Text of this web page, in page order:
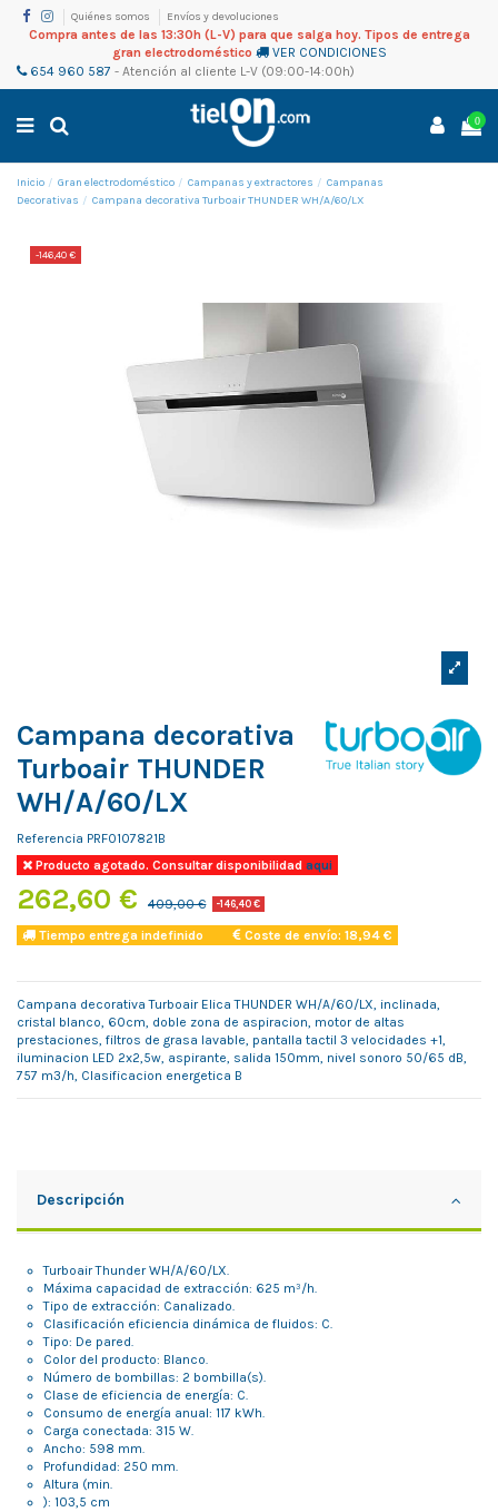
Quiénes somos Envíos y devoluciones
Compra antes de las 13:30h (L-V) para que salga hoy. Tipos de entrega
gran electrodoméstico
VER CONDICIONES
654 960 587 - Atención al cliente L-V (09:00-14:00h)
0
Inicio Gran electrodoméstico Campanas y extractores
Campanas
Decorativas
Campana decorativa Turboair THUNDER WH/A/60/LX
-146,40 €
Campana decorativa
Turboair THUNDER
WH/A/60/LX
Referencia PRF0107821B
Producto agotado. Consultar disponibilidadaqui
262,60 € 409,00 € -146,40 €
Tiempo entrega indefinido Coste de envío: 18,94 €
Campana decorativa Turboair Elica THUNDER WH/A/60/LX, inclinada,
cristal blanco, 60cm, doble zona de aspiracion, motor de altas
prestaciones, filtros de grasa lavable, pantalla tactil 3 velocidades +1,
iluminacion LED 2x2,5w, aspirante, salida 150mm, nivel sonoro 50/65 dB,
757 m3/h, Clasificacion energetica B
Descripción
Turboair Thunder WH/A/60/LX.
Máxima capacidad de extracción: 625 m³/h.
Tipo de extracción: Canalizado.
Clasificación eficiencia dinámica de fluidos: C.
Tipo: De pared.
Color del producto: Blanco.
Número de bombillas: 2 bombilla(s).
Clase de eficiencia de energía: C.
Consumo de energía anual: 117 kWh.
Carga conectada: 315 W.
Ancho: 598 mm.
Profundidad: 250 mm.
Altura (min.
): 103,5 cm